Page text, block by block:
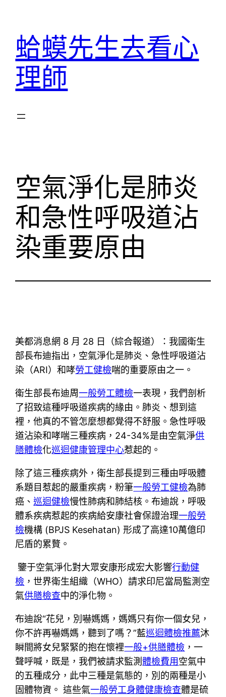
蛤蟆先生去看心
理師
空氣淨化是肺炎
和急性呼吸道沾
染重要原由
美都消息網 8 月 28 日（綜合報道）：我國衛生
部長布迪指出，空氣淨化是肺炎、急性呼吸道沾
染（ARI）和哮勞工健檢喘的重要原由之一。
衛生部長布迪周一般勞工體檢一表現，我們剖析
了招致這種呼吸道疾病的緣由。肺炎、想到這
裡，他真的不管怎麼想都覺得不舒服。急性呼吸
道沾染和哮喘三種疾病，24-34%是由空氣淨供
膳體檢化巡迴健康管理中心惹起的。
除了這三種疾病外，衛生部長提到三種由呼吸體
系題目惹起的嚴重疾病，粉筆一般勞工健檢為肺
癌、巡迴健檢慢性肺病和肺結核。布迪說，呼吸
體系疾病惹起的疾病給安康社會保證治理一般勞
檢機構 (BPJS Kesehatan) 形成了高達10萬億印
尼盾的累贅。
鑒于空氣淨化對大眾安康形成宏大影響行動健
檢 ，世界衛生組織（WHO）請求印尼當局監測空
氣供膳檢查中的淨化物。
布迪說“花兒，別嚇媽媽，媽媽只有你一個女兒，
你不許再嚇媽媽，聽到了嗎？”藍巡迴體檢推薦沐
瞬間將女兒緊緊的抱在懷裡一般+供膳體檢 ，一
聲呼喊，既是，我們被請求監測 體檢費用空氣中
的五種成分，此中三種是氣態的，別的兩種是小
固體物資。 這些氣一般勞工身體健康檢查體是硫